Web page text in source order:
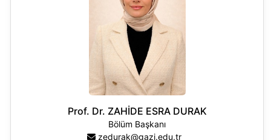
Prof. Dr. ZAHİDE ESRA DURAK
Bölüm Başkanı
zedurak@gazi.edu.tr